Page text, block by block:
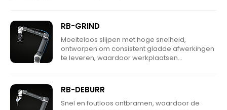
RB-GRIND
Moeiteloos slijpen met hoge snelheid,
ontworpen om consistent gladde afwerkingen
te leveren, waardoor werkplaatsen...
RB-DEBURR
Snel en foutloos ontbramen, waardoor de